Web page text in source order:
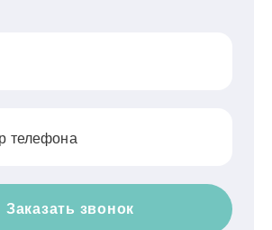
телефона
Заказать звонок